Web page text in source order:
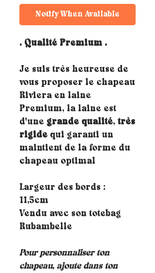
Notify When Available
. Qualité Premium .
Je suis très heureuse de
vous proposer le chapeau
Riviera en laine
Premium, la laine est
d'une grande qualité, très
rigide qui garanti un
maintient de la forme du
chapeau optimal
Largeur des bords :
11,5cm
Vendu avec son totebag
Rubambelle
Pour personnaliser ton
chapeau, ajoute dans ton